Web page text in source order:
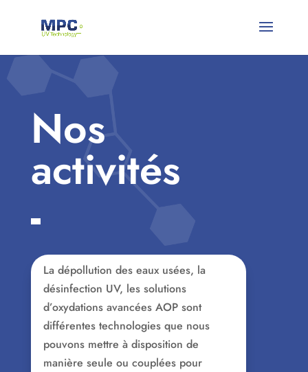
Nos
activités
La dépollution des eaux usées, la
désinfection UV, les solutions
d’oxydations avancées AOP sont
différentes technologies que nous
pouvons mettre à disposition de
manière seule ou couplées pour